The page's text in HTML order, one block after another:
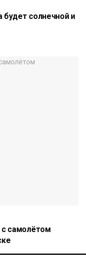
будет солнечной и
с самолётом